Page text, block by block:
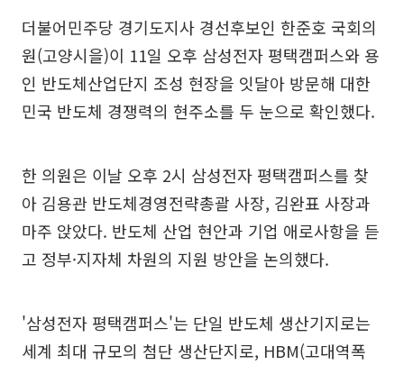
더불어민주당 경기도지사 경선후보인 한준호 국회의
원(고양시을)이 11일 오후 삼성전자 평택캠퍼스와 용
인 반도체산업단지 조성 현장을 잇달아 방문해 대한
민국 반도체 경쟁력의 현주소를 두 눈으로 확인했다.
한 의원은 이날 오후 2시 삼성전자 평택캠퍼스를 찾
아 김용관 반도체경영전략총괄 사장, 김완표 사장과
마주 앉았다. 반도체 산업 현안과 기업 애로사항을 듣
고 정부·지자체 차원의 지원 방안을 논의했다.
'삼성전자 평택캠퍼스'는 단일 반도체 생산기지로는
세계 최대 규모의 첨단 생산단지로, HBM(고대역폭